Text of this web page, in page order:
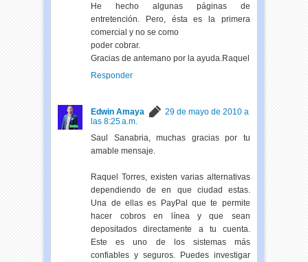
He hecho algunas páginas de
entretención. Pero, ésta es la primera
comercial y no se como
poder cobrar.
Gracias de antemano por la ayuda.Raquel
Responder
Edwin Amaya
29 de mayo de 2010 a
las 8:25 a.m.
Saul Sanabria, muchas gracias por tu
amable mensaje.
Raquel Torres, existen varias alternativas
dependiendo de en que ciudad estas.
Una de ellas es PayPal que te permite
hacer cobros en línea y que sean
depositados directamente a tu cuenta.
Este es uno de los sistemas más
confiables y seguros. Puedes investigar